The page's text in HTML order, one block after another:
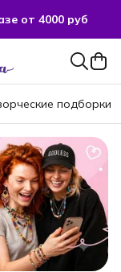
от 4000 руб
от 4000 руб
подборки